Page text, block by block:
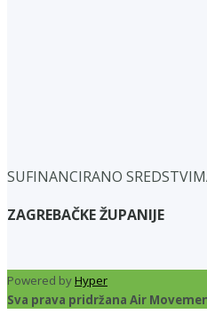
SUFINANCIRANO
ZAGREBAČKE ŽUPANIJE
Powered byHyper
Sva prava pridržana Air